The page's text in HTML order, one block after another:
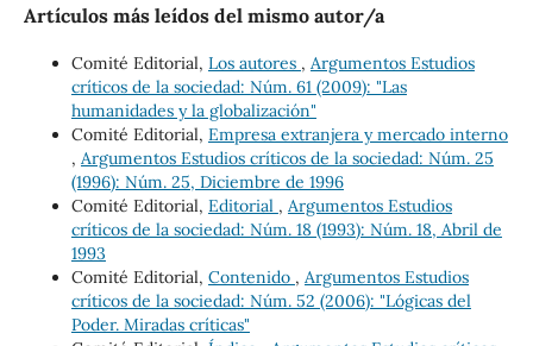
Artículos más leídos del mismo autor/a
Comité Editorial, Los autores , Argumentos Estudios
críticos de la sociedad: Núm. 61 (2009): "Las
humanidades y la globalización"
Comité Editorial, Empresa extranjera y mercado interno
, Argumentos Estudios críticos de la sociedad: Núm. 25
(1996): Núm. 25, Diciembre de 1996
Comité Editorial, Editorial , Argumentos Estudios
críticos de la sociedad: Núm. 18 (1993): Núm. 18, Abril de
1993
Comité Editorial, Contenido , Argumentos Estudios
críticos de la sociedad: Núm. 52 (2006): "Lógicas del
Poder. Miradas críticas"